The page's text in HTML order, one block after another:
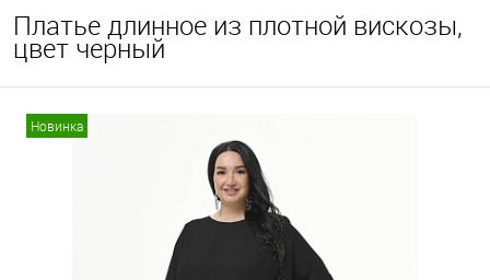
Платье длинное из плотной вискозы,
цвет черный
Новинка